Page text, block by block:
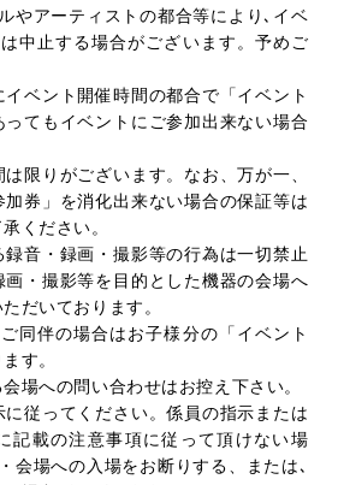
やアーティストの都合等により､イベ
中止する場合がございます。予めご
ベント開催時間の都合で「イベント
てもイベントにご参加出来ない場合
限りがございます。なお、万が一、
加券」を消化出来ない場合の保証等は
ください。
音・録画・撮影等の行為は一切禁止
画・撮影等を目的とした機器の会場へ
だいております。
同伴の場合はお子様分の「イベント
す。
場への問い合わせはお控え下さい。
従ってください。係員の指示または
記載の注意事項に従って頂けない場
会場への入場をお断りする、または､